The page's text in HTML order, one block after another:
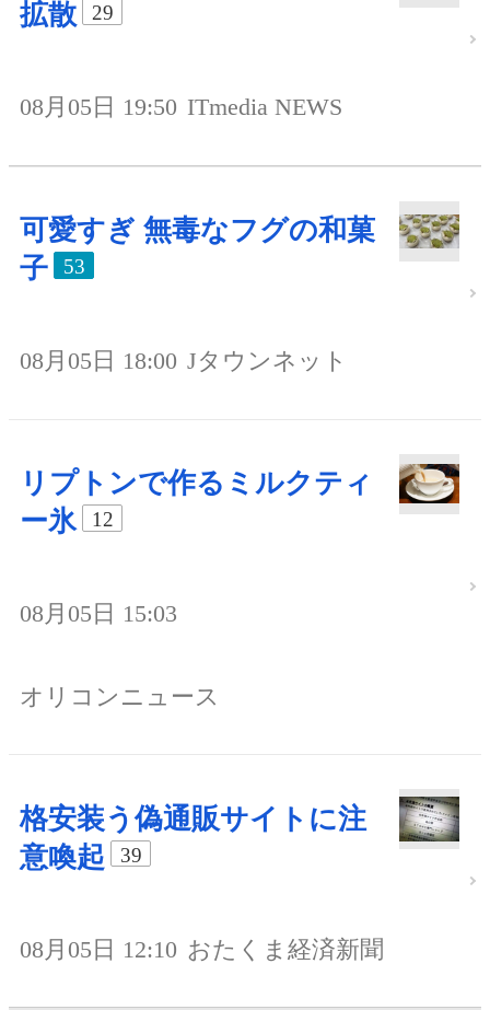
拡散 29
08月05日 19:50 ITmedia NEWS
可愛すぎ 無毒なフグの和菓
子
53
08月05日 18:00 Jタウンネット
リプトンで作るミルクティ
ー氷
12
08月05日 15:03
オリコンニュース
格安装う偽通販サイトに注
意喚起
39
08月05日 12:10 おたくま経済新聞